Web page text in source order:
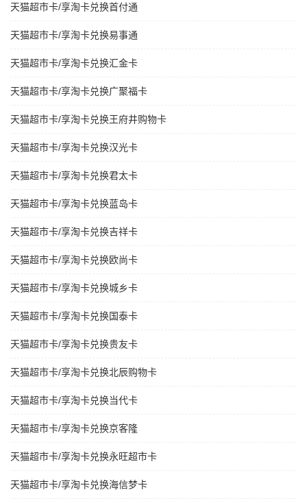
天猫超市卡/享淘卡兑换首付通
天猫超市卡/享淘卡兑换易事通
天猫超市卡/享淘卡兑换汇金卡
天猫超市卡/享淘卡兑换广聚福卡
天猫超市卡/享淘卡兑换王府井购物卡
天猫超市卡/享淘卡兑换汉光卡
天猫超市卡/享淘卡兑换君太卡
天猫超市卡/享淘卡兑换蓝岛卡
天猫超市卡/享淘卡兑换吉祥卡
天猫超市卡/享淘卡兑换欧尚卡
天猫超市卡/享淘卡兑换城乡卡
天猫超市卡/享淘卡兑换国泰卡
天猫超市卡/享淘卡兑换贵友卡
天猫超市卡/享淘卡兑换北辰购物卡
天猫超市卡/享淘卡兑换当代卡
天猫超市卡/享淘卡兑换京客隆
天猫超市卡/享淘卡兑换永旺超市卡
天猫超市卡/享淘卡兑换海信梦卡